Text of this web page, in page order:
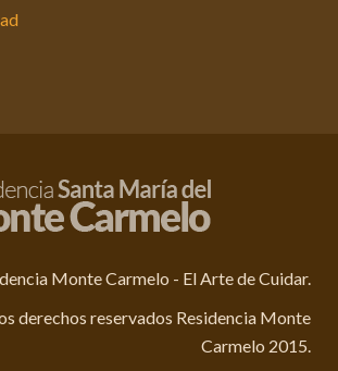
Monte Carmelo - El Arte de Cuidar.
derechos reservados Residencia Monte
Carmelo 2015.